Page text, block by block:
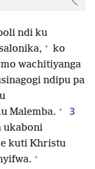
ndi ku
+ ko
wachitiyanga
ndipu pa
Malemba. + 3
ukaboni
kuti Khristu
+